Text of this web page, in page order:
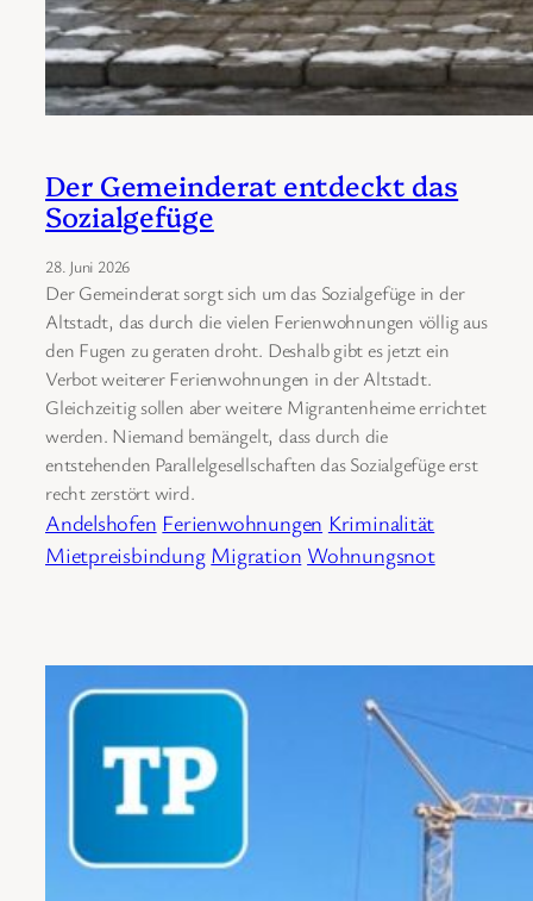
Der Gemeinderat entdeckt das
Sozialgefüge
28. Juni 2026
Der Gemeinderat sorgt sich um das Sozialgefüge in der
Altstadt, das durch die vielen Ferienwohnungen völlig aus
den Fugen zu geraten droht. Deshalb gibt es jetzt ein
Verbot weiterer Ferienwohnungen in der Altstadt.
Gleichzeitig sollen aber weitere Migrantenheime errichtet
werden. Niemand bemängelt, dass durch die
entstehenden Parallelgesellschaften das Sozialgefüge erst
recht zerstört wird.
Andelshofen Ferienwohnungen Kriminalität
Mietpreisbindung Migration Wohnungsnot